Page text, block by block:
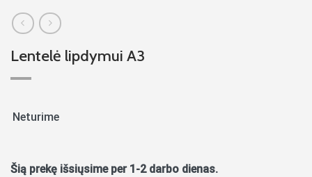
Lentelė lipdymui A3
Neturime
Šią prekę išsiųsime per 1-2 darbo dienas.